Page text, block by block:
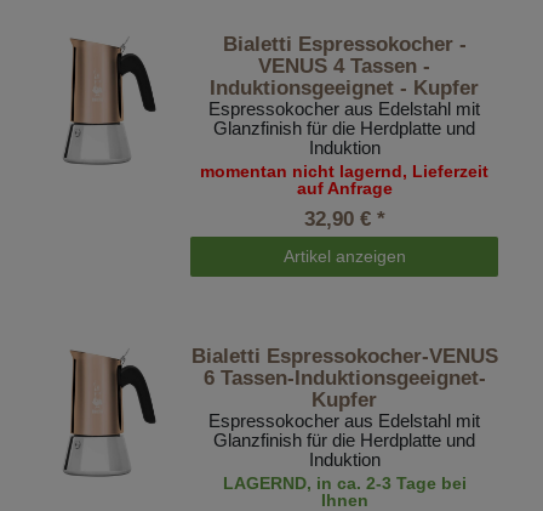
Bialetti Espressokocher -
VENUS 4 Tassen -
Induktionsgeeignet - Kupfer
Espressokocher aus Edelstahl mit
Glanzfinish für die Herdplatte und
Induktion
momentan nicht lagernd, Lieferzeit
auf Anfrage
32,90 € *
Artikel anzeigen
Bialetti Espressokocher-VENUS
6 Tassen-Induktionsgeeignet-
Kupfer
Espressokocher aus Edelstahl mit
Glanzfinish für die Herdplatte und
Induktion
LAGERND, in ca. 2-3 Tage bei
Ihnen